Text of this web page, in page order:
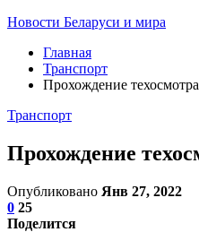
Новости Беларуси и мира
Главная
Транспорт
Прохождение
Транспорт
Прохождение
Опубликовано Янв 27, 2022
0 25
Поделится